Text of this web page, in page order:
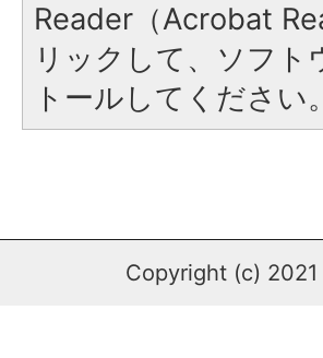
Reader（Acrobat
リックして、ソフ
トールしてください。
Copyright (c)